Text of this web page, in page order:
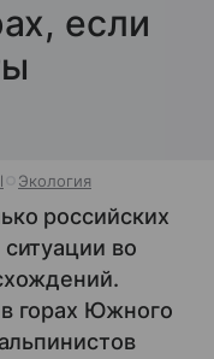
если
Экология
российских
во
горах Южного